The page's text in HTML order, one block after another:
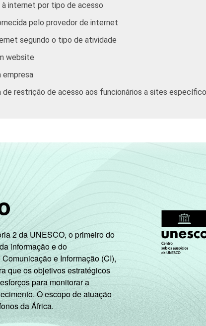
29 12
28 13 10
Alojamento e Alimentação e O - Outros Serviços
e 91 - Atividades Associativas).
internet por tipo de acesso
pelo provedor de internet
segundo o tipo de atividade
website
empresa
restrição de acesso aos funcionários a sites
2 da UNESCO, o primeiro do
informação e do
e Informação (CI),
que os objetivos estratégicos
para monitorar a
O escopo de atuação
da África.